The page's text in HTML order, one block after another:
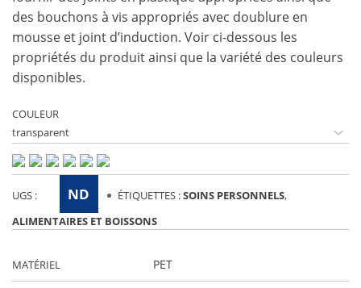
des bouchons à vis appropriés avec doublure en
mousse et joint d’induction. Voir ci-dessous les
propriétés du produit ainsi que la variété des couleurs
disponibles.
MATÉRIEL PET
COULEUR
UGS : ND ÉTIQUETTES :SOINS PERSONNELS,
ALIMENTAIRES ET BOISSONS